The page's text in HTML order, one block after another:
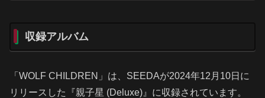
収録アルバム
「WOLF CHILDREN」は、SEEDAが2024年12月10日に
リリースした『親子星 (Deluxe)』に収録されています。